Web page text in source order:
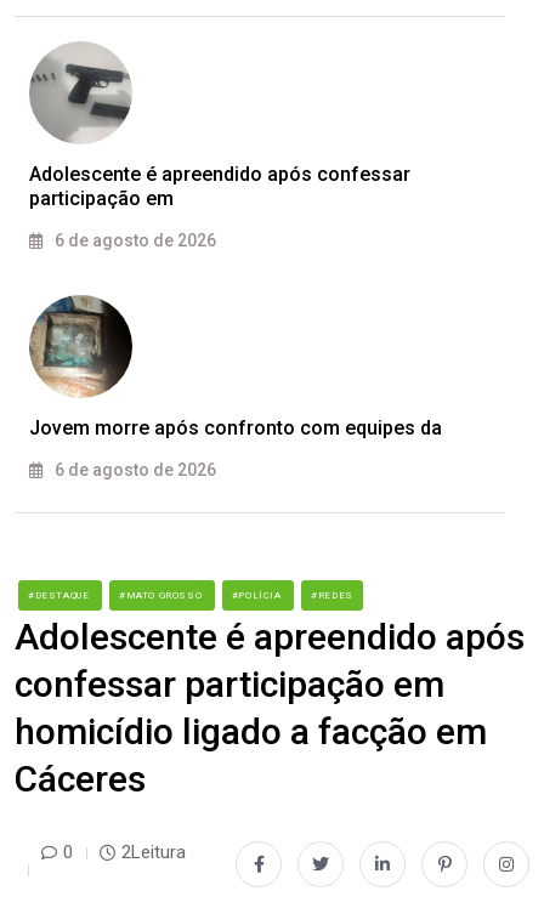
Adolescente é apreendido após confessar
participação em
6 de agosto de 2026
Jovem morre após confronto com equipes da
6 de agosto de 2026
#DESTAQUE #MATO GROSSO #POLÍCIA #REDES
Adolescente é apreendido após
confessar participação em
homicídio ligado a facção em
Cáceres
0 2Leitura